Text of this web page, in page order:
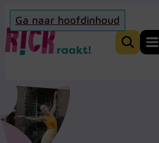
Ga naar hoofdinhoud
Home
Zoeken